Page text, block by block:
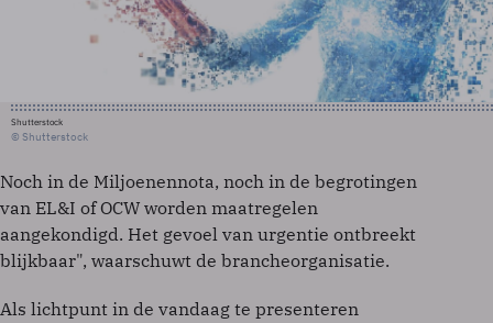
Shutterstock
© Shutterstock
Noch in de Miljoenennota, noch in de begrotingen
van EL&I of OCW worden maatregelen
aangekondigd. Het gevoel van urgentie ontbreekt
blijkbaar", waarschuwt de brancheorganisatie.
Als lichtpunt in de vandaag te presenteren